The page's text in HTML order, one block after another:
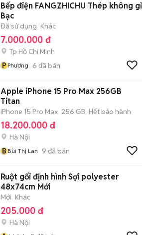
Bếp điện FANGZHICHU Thép không gỉ
Bạc
Đã sử dụng Khác
7.000.000 đ
Tp Hồ Chí Minh
P Phương 6 đã bán
Apple iPhone 15 Pro Max 256GB
Titan
iPhone 15 Pro Max 256 GB Hết bảo hành
18.200.000 đ
Hà Nội
BBùi Thị Lan 9 đã bán
Ruột gối định hình Sợi polyester
48x74cm Mới
Mới Khác
205.000 đ
Hà Nội